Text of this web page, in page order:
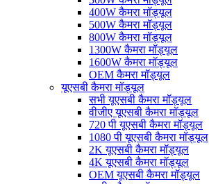
400W कैमरा मॉड्यूल
500W कैमरा मॉड्यूल
800W कैमरा मॉड्यूल
1300W कैमरा मॉड्यूल
1600W कैमरा मॉड्यूल
OEM कैमरा मॉड्यूल
यूएसबी कैमरा मॉड्यूल
सभी यूएसबी कैमरा मॉड्यूल
वीजीए यूएसबी कैमरा मॉड्यूल
720 पी यूएसबी कैमरा मॉड्यूल
1080 पी यूएसबी कैमरा मॉड्यूल
2K यूएसबी कैमरा मॉड्यूल
4K यूएसबी कैमरा मॉड्यूल
OEM यूएसबी कैमरा मॉड्यूल